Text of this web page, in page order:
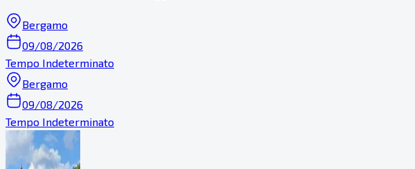
Bergamo
09/08/2026
Tempo Indeterminato
Bergamo
09/08/2026
Tempo Indeterminato